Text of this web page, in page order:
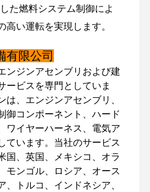
連絡 くださ
い
ニュース
た燃料システム制御によ
高い運転を実現します。
有限公司
ンジンアセンブリおよび建
ービスを専門としていま
は、エンジンアセンブリ、
御コンポーネント、ハード
ワイヤーハーネス、電気ア
ています。当社のサービス
国、英国、メキシコ、オラ
モンゴル、ロシア、オース
、トルコ、インドネシア、